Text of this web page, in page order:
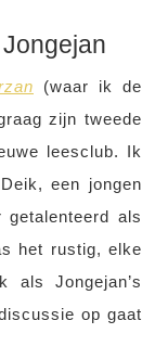
(waar ik de
zijn tweede
leesclub. Ik
een jongen
als
het rustig, elke
Jongejan’s
op gaat